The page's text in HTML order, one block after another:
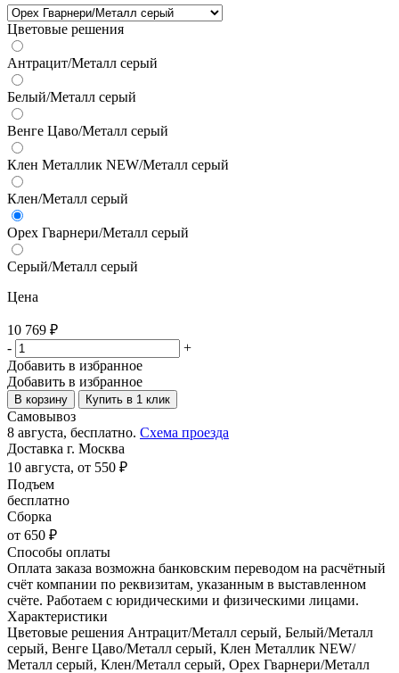
Цветовые решения
Антрацит/Металл серый
Белый/Металл серый
Венге Цаво/Металл серый
Клен Металлик NEW/Металл серый
Клен/Металл серый
Орех Гварнери/Металл серый
Серый/Металл серый
Цена
10 769 ₽
-
+
Добавить в избранное
Добавить в избранное
В корзину Купить в 1 клик
Самовывоз
8 августа, бесплатно. Схема проезда
Доставка г. Москва
10 августа, от 550 ₽
Подъем
бесплатно
Сборка
от 650 ₽
Способы оплаты
Оплата заказа возможна банковским переводом на расчётный
счёт компании по реквизитам, указанным в выставленном
счёте. Работаем с юридическими и физическими лицами.
Характеристики
Цветовые решения Антрацит/Металл серый, Белый/Металл
серый, Венге Цаво/Металл серый, Клен Металлик NEW/
Металл серый, Клен/Металл серый, Орех Гварнери/Металл